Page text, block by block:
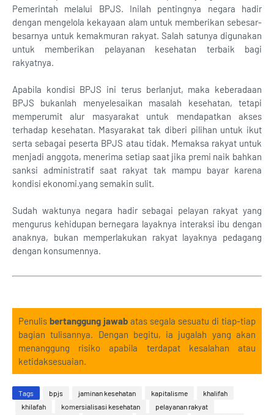
Pemerintah melalui BPJS. Inilah pentingnya negara hadir
dengan mengelola kekayaan alam untuk memberikan sebesar-
besarnya untuk kemakmuran rakyat. Salah satunya digunakan
untuk memberikan pelayanan kesehatan terbaik bagi
rakyatnya.
Apabila kondisi BPJS ini terus berlanjut, maka keberadaan
BPJS bukanlah menyelesaikan masalah kesehatan, tetapi
memperumit alur masyarakat untuk mendapatkan akses
terhadap kesehatan. Masyarakat tak diberi pilihan untuk ikut
serta sebagai peserta BPJS atau tidak. Memaksa rakyat untuk
menjadi anggota, menerima setiap saat jika premi naik bahkan
sanksi administratif saat rakyat tak mampu bayar karena
kondisi ekonomi.yang semakin sulit.
Sudah waktunya negara hadir sebagai pelayan rakyat yang
mengurus kehidupan bernegara layaknya interaksi ibu dengan
anaknya, bukan memperlakukan rakyat layaknya pedagang
dengan konsumennya.
Penulis bertanggung jawab atas segala sesuatu di tiap-tiap
bagian tulisannya. Dengan begitu, ia jugalah yang akan
menanggung risiko apabila terdapat kesalahan atau
ketidaksesuaian.
Tags bpjs jaminan kesehatan kapitalisme
khalifah
khilafah
komersialisasi kesehatan
pelayanan rakyat